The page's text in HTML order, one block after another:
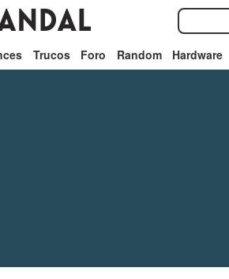
Trucos Foro Random Hardware